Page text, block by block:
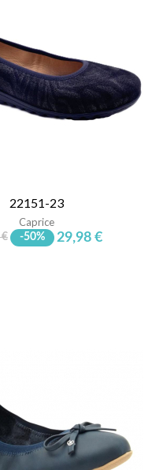
22151-23
Caprice
€ -50% 29,98 €